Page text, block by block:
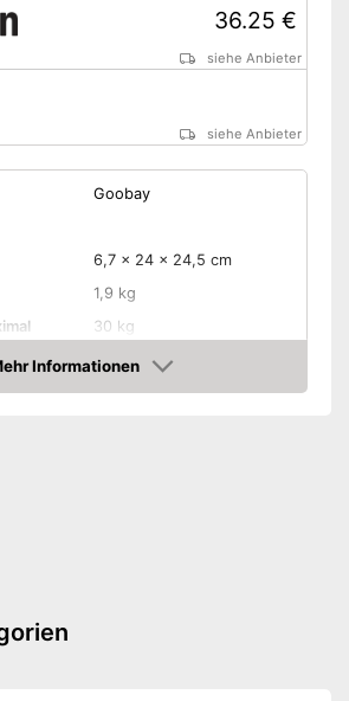
36.25 €
siehe Anbieter
siehe Anbieter
Goobay
6,7 x 24 x 24,5 cm
1,9 kg
30 kg
1.070 mm
Informationen